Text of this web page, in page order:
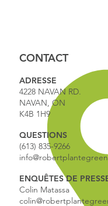
CONTACT
ADRESSE
4228 NAVAN RD.
NAVAN, ON
K4B 1H9
QUESTIONS
(613) 835-9266
ENQUÊTES DE
Colin Matassa